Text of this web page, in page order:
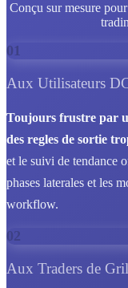
Conçu sur mesure
01
Aux Utilisateurs
Toujours frustre par
des regles de sortie
et le suivi de tendance
phases laterales et les
workflow.
02
Aux Traders de